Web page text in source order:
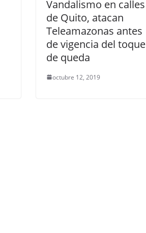
Vandalismo en calles
de Quito, atacan
Teleamazonas antes
de vigencia del toque
de queda
octubre 12, 2019